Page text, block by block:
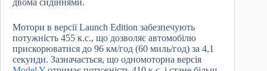
двома сидіннями.
Мотори в версії Launch Edition забезпечують
потужність 455 к.с., що дозволяє автомобілю
прискорюватися до 96 км/год (60 миль/год) за 4,1
секунди. Зазначається, що одномоторна версія